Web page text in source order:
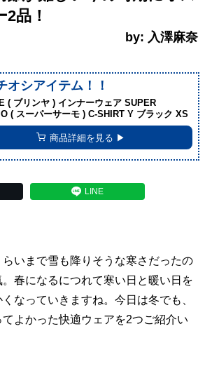
品！
by: 入澤麻奈
オシアイテム！！
( ブリンヤ ) インナーウェア SUPER
( スーパーサーモ ) C-SHIRT Y ブラック XS
商品詳細を見る ▶︎
LINE
いまで雪も降りそうな寒さだったの
春になるにつれて寒い日と暖い日を
なっていきますね。今日は冬でも、
よかった快適ウェアを2つご紹介い